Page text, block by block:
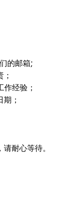
的邮箱;
经验；
；
耐心等待。